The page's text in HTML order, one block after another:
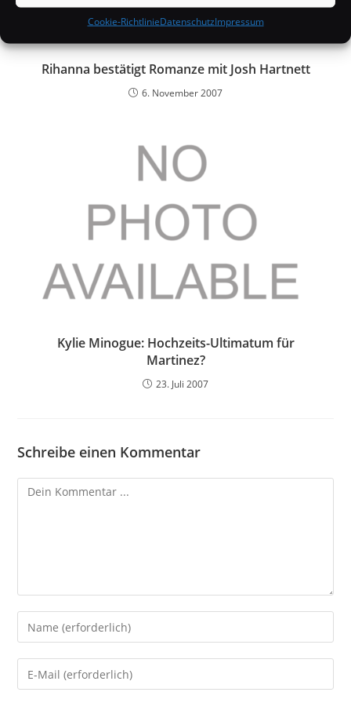
Cookie-RichtlinieDatenschutzImpressum
Rihanna bestätigt Romanze mit Josh Hartnett
6. November 2007
Kylie Minogue: Hochzeits-Ultimatum für
Martinez?
23. Juli 2007
Schreibe einen Kommentar
Kommentieren
Gib
deinen
Namen
oder
Gib
deine